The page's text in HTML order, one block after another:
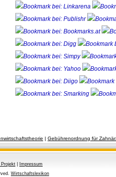
| Gebührenordnung für
Projekt
Impressum
Wirtschaftslexikon